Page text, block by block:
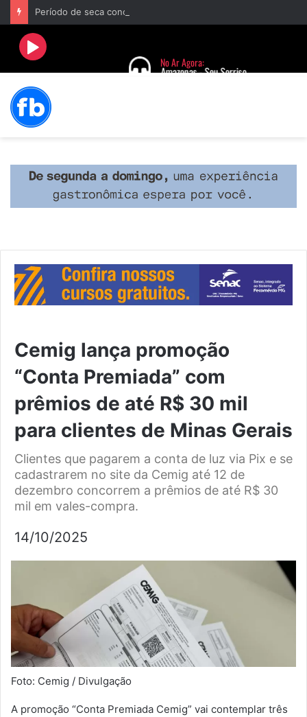
Cemig lança promoção
“Conta Premiada” com
prêmios de até R$ 30 mil
para clientes de Minas Gerais
Clientes que pagarem a conta de luz via Pix e se
cadastrarem no site da Cemig até 12 de
dezembro concorrem a prêmios de até R$ 30
mil em vales-compra.
14/10/2025
Foto: Cemig / Divulgação
A promoção “Conta Premiada Cemig” vai contemplar três